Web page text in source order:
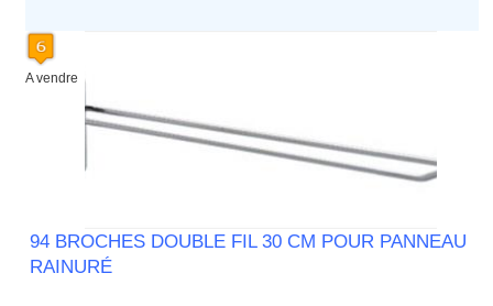
A vendre
94 BROCHES DOUBLE FIL 30 CM POUR PANNEAU
RAINURÉ